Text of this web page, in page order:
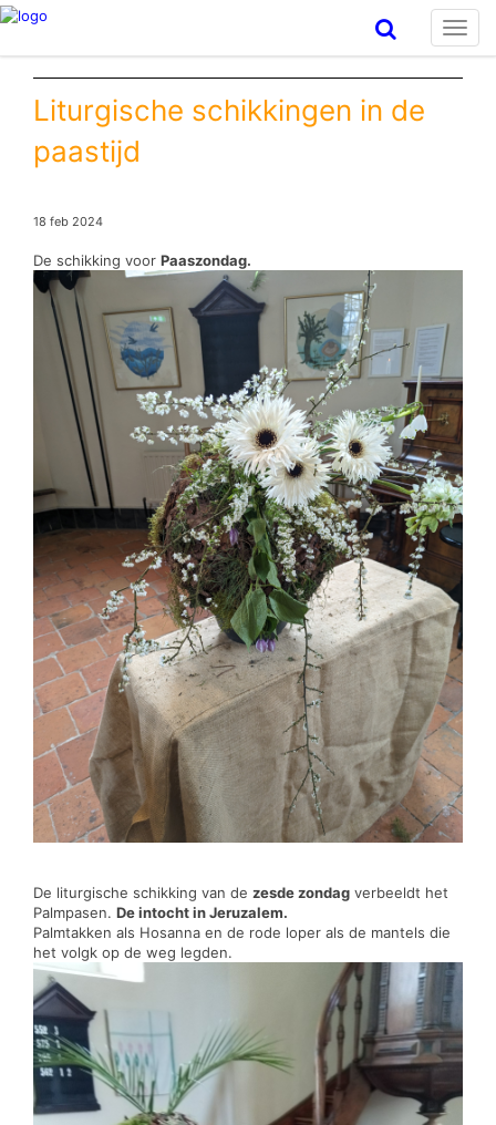
Liturgische schikkingen in de
paastijd
18 feb 2024
De schikking voor Paaszondag.
De liturgische schikking van de zesde zondag verbeeldt het
Palmpasen. De intocht in Jeruzalem.
Palmtakken als Hosanna en de rode loper als de mantels die
het volgk op de weg legden.